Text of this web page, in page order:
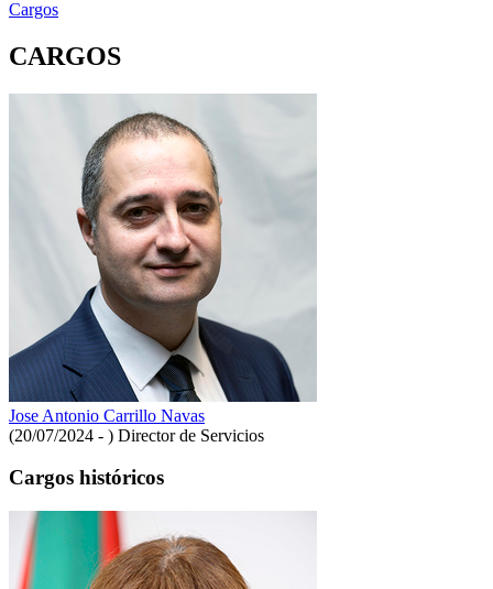
Cargos
CARGOS
Jose Antonio Carrillo Navas
(20/07/2024 - ) Director de Servicios
Cargos históricos